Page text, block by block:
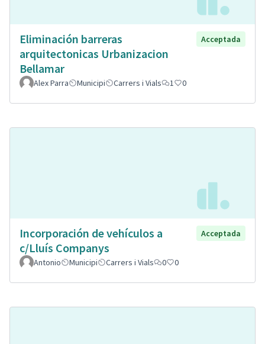
Eliminación barreras
arquitectonicas Urbanizacion
Bellamar
Acceptada
Alex Parra Municipi Carrers i Vials 1 0
Incorporación de vehículos a
c/Lluís Companys
Acceptada
Antonio Municipi Carrers i Vials 0 0